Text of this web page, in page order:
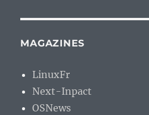
MAGAZINES
LinuxFr
Next-Inpact
OSNews